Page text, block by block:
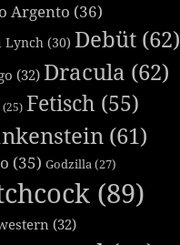
Argento (36)
Lynch (30) Debüt (62)
(32) Dracula (62)
(25) Fetisch (55)
(61)
(35) Godzilla(27)
(89)
(32)